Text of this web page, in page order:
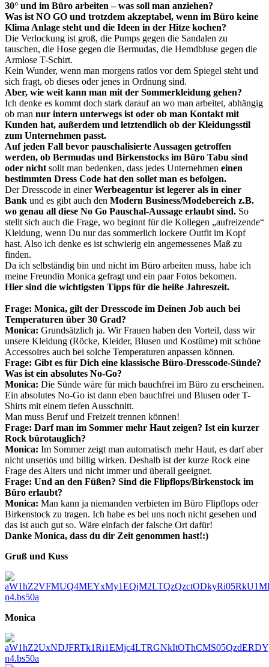
30° und im Büro arbeiten – was soll man anziehen?
Was ist NO GO und trotzdem akzeptabel, wenn im Büro keine
Klima Anlage steht und die Ideen in der Hitze kochen?
Die Verlockung ist groß, die Pumps gegen die Sandalen zu
tauschen, die Hose gegen die Bermudas, die Hemdbluse gegen die
Armlose T-Schirt.
Kein Wunder, wenn man morgens ratlos vor dem Spiegel steht und
sich fragt, ob dieses oder jenes in Ordnung sind.
Aber, wie weit kann man mit der Sommerkleidung gehen?
Ich denke es kommt doch stark darauf an wo man arbeitet, abhängig
ob man nur intern unterwegs ist oder ob man Kontakt mit
Kunden hat, außerdem und letztendlich ob der Kleidungsstil
zum Unternehmen passt.
Auf jeden Fall bevor pauschalisierte Aussagen getroffen
werden, ob Bermudas und Birkenstocks im Büro Tabu sind
oder nichtsollt man bedenken, dass jedes Unternehmen einen
bestimmten Dress Code hat den sollet man es befolgen.
Der Dresscode in einerWerbeagentur ist legerer als in einer
Bank und es gibt auch den Modern Business/Modebereich z.B.
wo genau all diese No Go Pauschal-Aussage erlaubt sind. So
stellt sich auch die Frage, wo beginnt für die Kollegen „aufreizende“
Kleidung, wenn Du nur das sommerlich lockere Outfit im Kopf
hast. Also ich denke es ist schwierig ein angemessenes Maß zu
finden.
Da ich selbständig bin und nicht im Büro arbeiten muss, habe ich
meine Freundin Monica gefragt und ein paar Fotos bekomen.
Hier sind die wichtigsten Tipps für die heiße Jahreszeit.
Frage: Monica, gilt der Dresscode im Deinen Job auch bei
Temperaturen über 30 Grad?
Monica: Grundsätzlich ja. Wir Frauen haben den Vorteil, dass wir
unsere Kleidung (Röcke, Kleider, Blusen und Kostüme) mit schöne
Accessoires auch bei solche Temperaturen anpassen können.
Frage: Gibt es für Dich eine klassische Büro-Dresscode-Sünde?
Was ist ein absolutes No-Go?
Monica: Die Sünde wäre für mich bauchfrei im Büro zu erscheinen.
Ein absolutes No-Go ist dann eben bauchfrei und Blusen oder T-
Shirts mit einem tiefen Ausschnitt.
Man muss Beruf und Freizeit trennen können!
Frage: Darf man im Sommer mehr Haut zeigen? Ist ein kurzer
Rock bürotauglich?
Monica: Im Sommer zeigt man automatisch mehr Haut, es darf aber
nicht unseriös und billig wirken. Deshalb ist der kurze Rock eine
Frage des Alters und nicht immer und überall geeignet.
Frage: Und an den Füßen? Sind die Flipflops/Birkenstock im
Büro erlaubt?
Monica: Man kann ja niemanden verbieten im Büro Flipflops oder
Birkenstock zu tragen. Ich habe es bei uns noch nicht gesehen und
das ist auch gut so. Wäre einfach der falsche Ort dafür!
Danke Monica, dass du dir Zeit genommen hast!:)
Gruß und Kuss
Monica